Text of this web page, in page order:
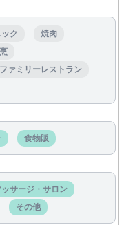
ク
焼肉
ファミリーレストラン
食物販
サージ・サロン
その他